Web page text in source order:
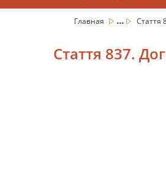
Главная ... Стаття
Стаття 837.